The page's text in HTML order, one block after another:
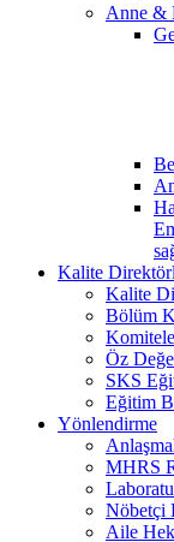
Anne &
Kalite
Kalite
Bölüm
Öz
SKS
Eğitim
Yönlendirme
MHRS
Nöbetçi
Aile